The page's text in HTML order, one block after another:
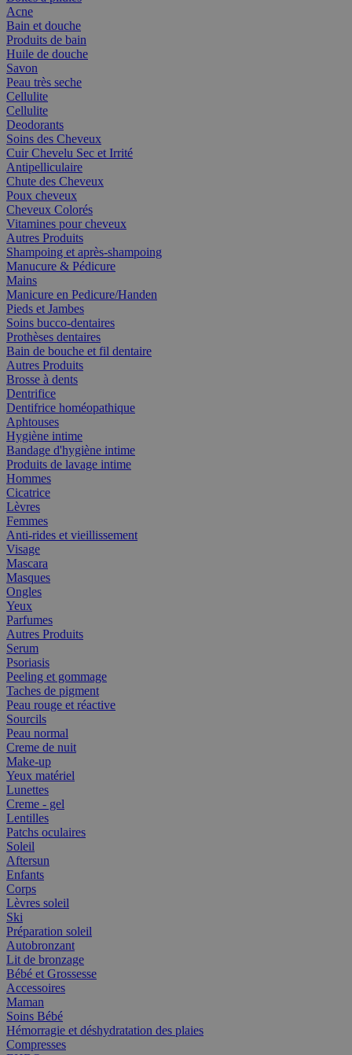
Acne
Bain et douche
Produits de bain
Huile de douche
Savon
Peau très seche
Cellulite
Cellulite
Deodorants
Soins des Cheveux
Cuir Chevelu Sec et Irrité
Antipelliculaire
Chute des Cheveux
Poux cheveux
Cheveux Colorés
Vitamines pour cheveux
Autres Produits
Shampoing et après-shampoing
Manucure & Pédicure
Mains
Manicure en Pedicure/Handen
Pieds et Jambes
Soins bucco-dentaires
Prothèses dentaires
Bain de bouche et fil dentaire
Autres Produits
Brosse à dents
Dentrifice
Dentifrice homéopathique
Aphtouses
Hygiène intime
Bandage d'hygiène intime
Produits de lavage intime
Hommes
Cicatrice
Lèvres
Femmes
Anti-rides et vieillissement
Visage
Mascara
Masques
Ongles
Yeux
Parfumes
Autres Produits
Serum
Psoriasis
Peeling et gommage
Taches de pigment
Peau rouge et réactive
Sourcils
Peau normal
Creme de nuit
Make-up
Yeux matériel
Lunettes
Creme - gel
Lentilles
Patchs oculaires
Soleil
Aftersun
Enfants
Corps
Lèvres soleil
Ski
Préparation soleil
Autobronzant
Lit de bronzage
Bébé et Grossesse
Accessoires
Maman
Soins Bébé
Hémorragie et déshydratation des plaies
Compresses